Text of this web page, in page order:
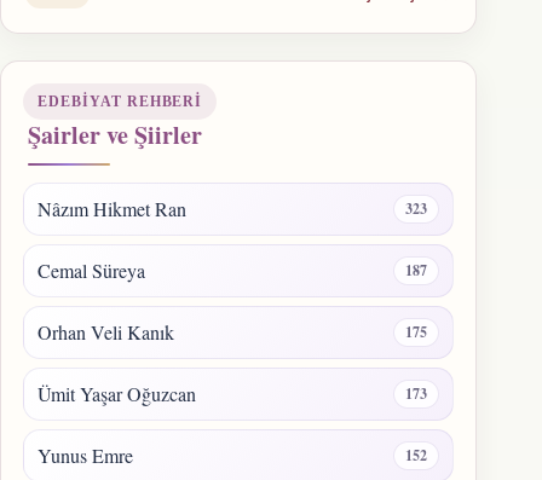
EDEBIYAT REHBERI
Şairler ve Şiirler
Nâzım Hikmet Ran 323
Cemal Süreya 187
Orhan Veli Kanık 175
Ümit Yaşar Oğuzcan 173
Yunus Emre 152